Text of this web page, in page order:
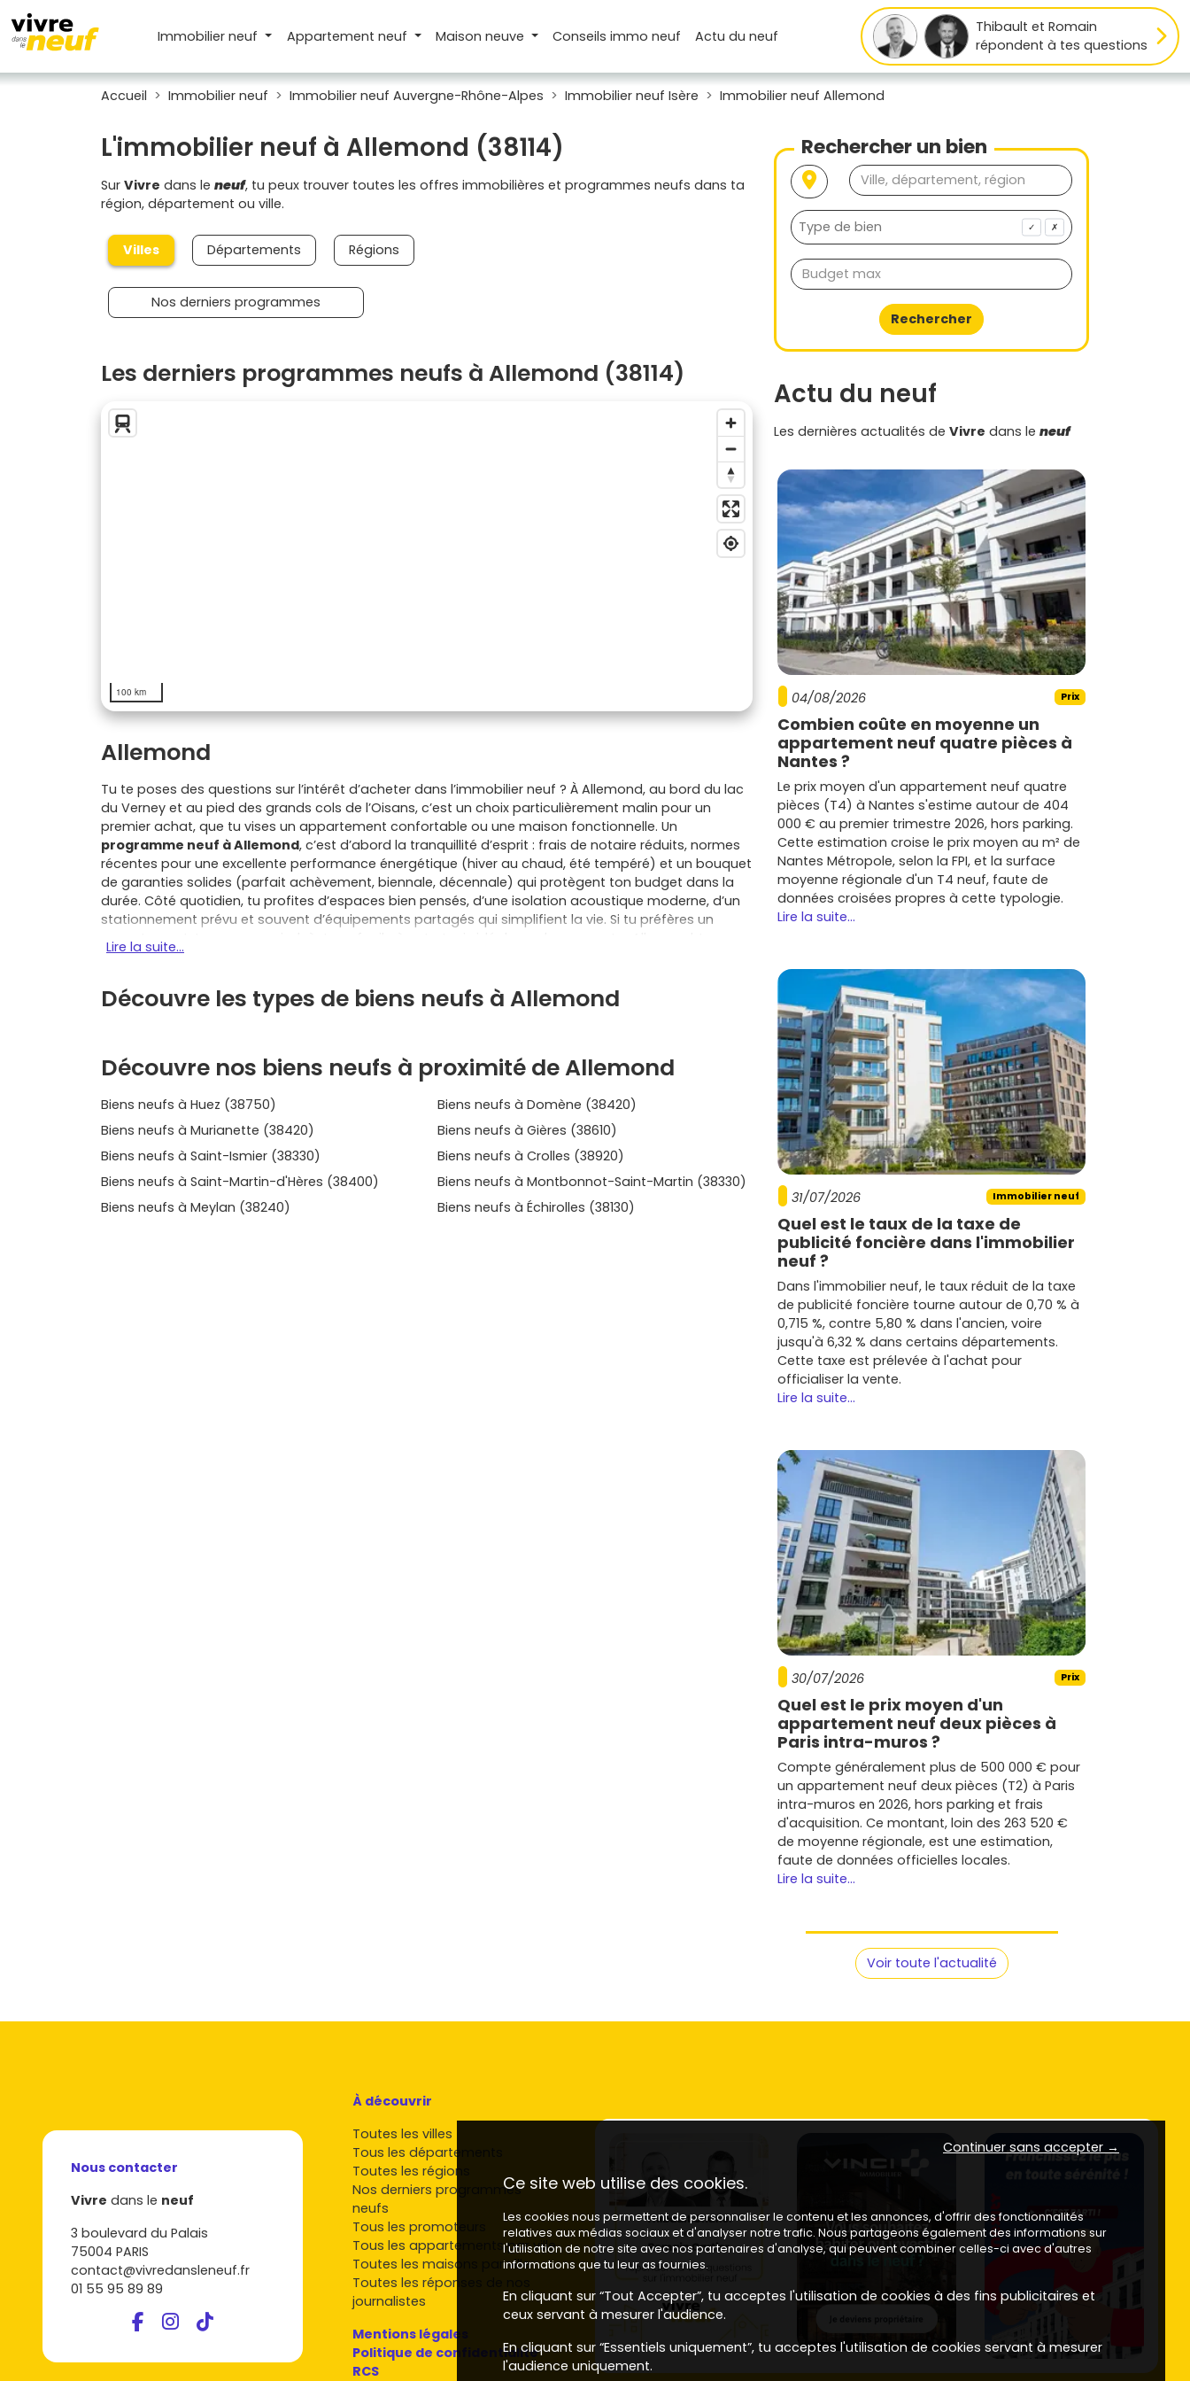
Immobilier neuf Appartement neuf Maison neuve Conseilsimmo neuf Actudu neuf
Thibault et Romain
répondent à tes questions
Accueil Immobilier neuf Immobilier neuf Auvergne-Rhône-Alpes Immobilier neuf Isère Immobilier neuf Allemond
L'immobilier neuf à Allemond (38114)
Sur Vivre dans le neuf, tu peux trouver toutes les offres immobilières et programmes neufs dans ta
région, département ou ville.
Villes Départements Régions
Nos derniers programmes
Les derniers programmes neufs à Allemond (38114)
100 km
Allemond
Tu te poses des questions sur l’intérêt d’acheter dans l’immobilier neuf ? À Allemond, au bord du lac
du Verney et au pied des grands cols de l’Oisans, c’est un choix particulièrement malin pour un
premier achat, que tu vises un appartement confortable ou une maison fonctionnelle. Un
programme neuf à Allemond, c’est d’abord la tranquillité d’esprit : frais de notaire réduits, normes
récentes pour une excellente performance énergétique (hiver au chaud, été tempéré) et un bouquet
de garanties solides (parfait achèvement, biennale, décennale) qui protègent ton budget dans la
durée. Côté quotidien, tu profites d’espaces bien pensés, d’une isolation acoustique moderne, d’un
stationnement prévu et souvent d’équipements partagés qui simplifient la vie. Si tu préfères un
appartement, tu auras un pied-à-terre facile à entretenir, idéal pour bouger entre Allemond, Le
Bourg-d’Oisans, Oz-en-Oisans ou Vaujany; si tu rêves plutôt d’une maison, tu peux viser un jardin,
de Bourg-d’Oisans et des emplois de Livet-et-Gavet. Le neuf, ici, s’adapte à ton rythme : télétravail
avec vue sur les sommets, navettes vers les stations de l’Alpe d’Huez (Huez) et de Vaujany, sorties
énergie et à des copropriétés récentes, et tu peux, selon ta situation, bénéficier d’aides comme le
prêt à taux zéro pour alléger ton financement. C’est un cadre de vie qui conjugue respiration,
mobilité et pérennité patrimoniale, avec un vrai potentiel de revente à terme, porté par l’attractivité
de l’Oisans et la proximité de villages recherchés comme Le Freney-d’Oisans, Villard-Reculas ou
Auris-en-Oisans. Tu hésites entre un T2 bien exposé avec terrasse pour tes week-ends ou une
maison aux finitions personnalisables pour t’installer durablement ? Parlons plan, orientation, options
de rangement, matériaux et calendrier de livraison : le neuf te laisse la main pour façonner un
intérieur à ton image, sans compromis sur le confort. Prêt à te projeter concrètement et à comparer
surface, prestations et emplacements au sein d’un
programme neuf à Allemond
Lire la suite...
Découvre les types de biens neufs à Allemond
Découvre nos biens neufs à proximité de Allemond
Biens neufs à Huez (38750)
Biens neufs à Domène (38420)
Biens neufs à Murianette (38420)
Biens neufs à Gières (38610)
Biens neufs à Saint-Ismier (38330)
Biens neufs à Crolles (38920)
Biens neufs à Saint-Martin-d'Hères (38400)
Biens neufs à Montbonnot-Saint-Martin (38330)
Biens neufs à Meylan (38240)
Biens neufs à Échirolles (38130)
Rechercher un bien
✓ ✗
Rechercher
Actu du neuf
Les dernières actualités de Vivre dans le neuf
04/08/2026 Prix
Combien coûte en moyenne un
appartement neuf quatre pièces à
Nantes ?
Le prix moyen d'un appartement neuf quatre
pièces (T4) à Nantes s'estime autour de 404
000 € au premier trimestre 2026, hors parking.
Cette estimation croise le prix moyen au m² de
Nantes Métropole, selon la FPI, et la surface
moyenne régionale d'un T4 neuf, faute de
données croisées propres à cette typologie.
Lire la suite...
31/07/2026 Immobilier neuf
Quel est le taux de la taxe de
publicité foncière dans l'immobilier
neuf ?
Dans l'immobilier neuf, le taux réduit de la taxe
de publicité foncière tourne autour de 0,70 % à
0,715 %, contre 5,80 % dans l'ancien, voire
jusqu'à 6,32 % dans certains départements.
Cette taxe est prélevée à l'achat pour
officialiser la vente.
Lire la suite...
30/07/2026 Prix
Quel est le prix moyen d'un
appartement neuf deux pièces à
Paris intra-muros ?
Compte généralement plus de 500 000 € pour
un appartement neuf deux pièces (T2) à Paris
intra-muros en 2026, hors parking et frais
d'acquisition. Ce montant, loin des 263 520 €
de moyenne régionale, est une estimation,
faute de données officielles locales.
Lire la suite...
Voir toute l'actualité
Nous contacter
Vivre dans le neuf
3 boulevard du Palais
75004 PARIS
contact@vivredansleneuf.fr
01 55 95 89 89
À découvrir
Toutes les villes
Tous les départements
Toutes les régions
Nos derniers programmes
neufs
Tous les promoteurs
Tous les appartements par ville
Toutes les maisons par ville
Toutes les réponses de nos
journalistes
Mentions légales
Politique de confidentialité
RCS
Continuer sans accepter →
Ce site web utilise des cookies.
Les cookies nous permettent de personnaliser le contenu et les annonces, d'offrir des fonctionnalités
relatives aux médias sociaux et d'analyser notre trafic. Nous partageons également des informations sur
l'utilisation de notre site avec nos partenaires d'analyse, qui peuvent combiner celles-ci avec d'autres
informations que tu leur as fournies.
En cliquant sur “Tout Accepter”, tu acceptes l'utilisation de cookies à des fins publicitaires et
ceux servant à mesurer l'audience.
En cliquant sur “Essentiels uniquement”, tu acceptes l'utilisation de cookies servant à mesurer
l'audience uniquement.